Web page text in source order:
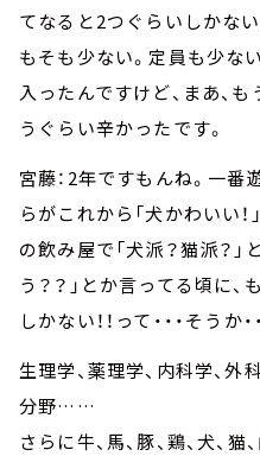
てなると2つぐらいしかな
もそも少ない。定員も少な
入ったんですけど、まあ、
うぐらい辛かったです。
宮藤：2年ですもんね。一番
らがこれから「犬かわいい
の飲み屋で「犬派？猫派？」
う？？」とか言ってる頃に
しかない！！って・・・そうか・
生理学、薬理学、内科学、外
分野……
さらに牛、馬、豚、鶏、犬、